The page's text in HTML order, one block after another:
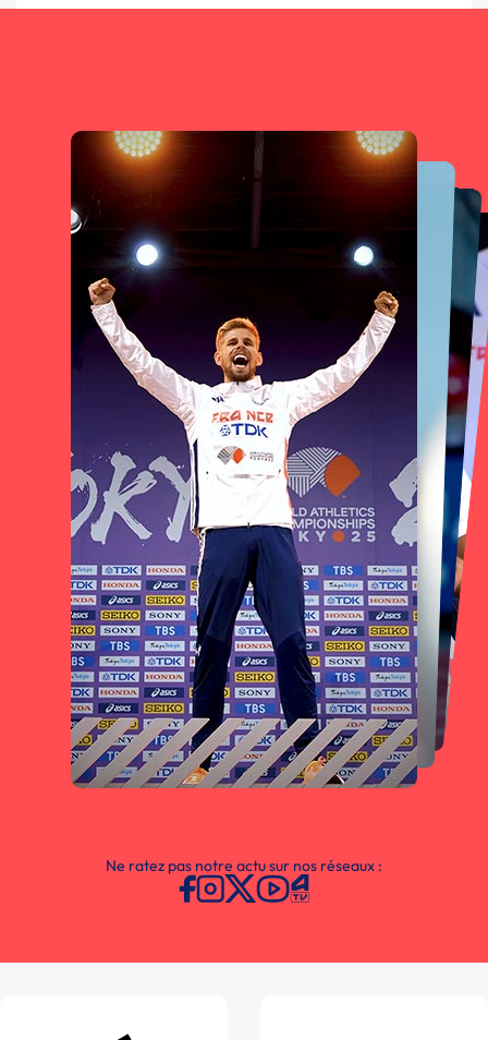
Ne ratez pas notre actu sur nos réseaux :